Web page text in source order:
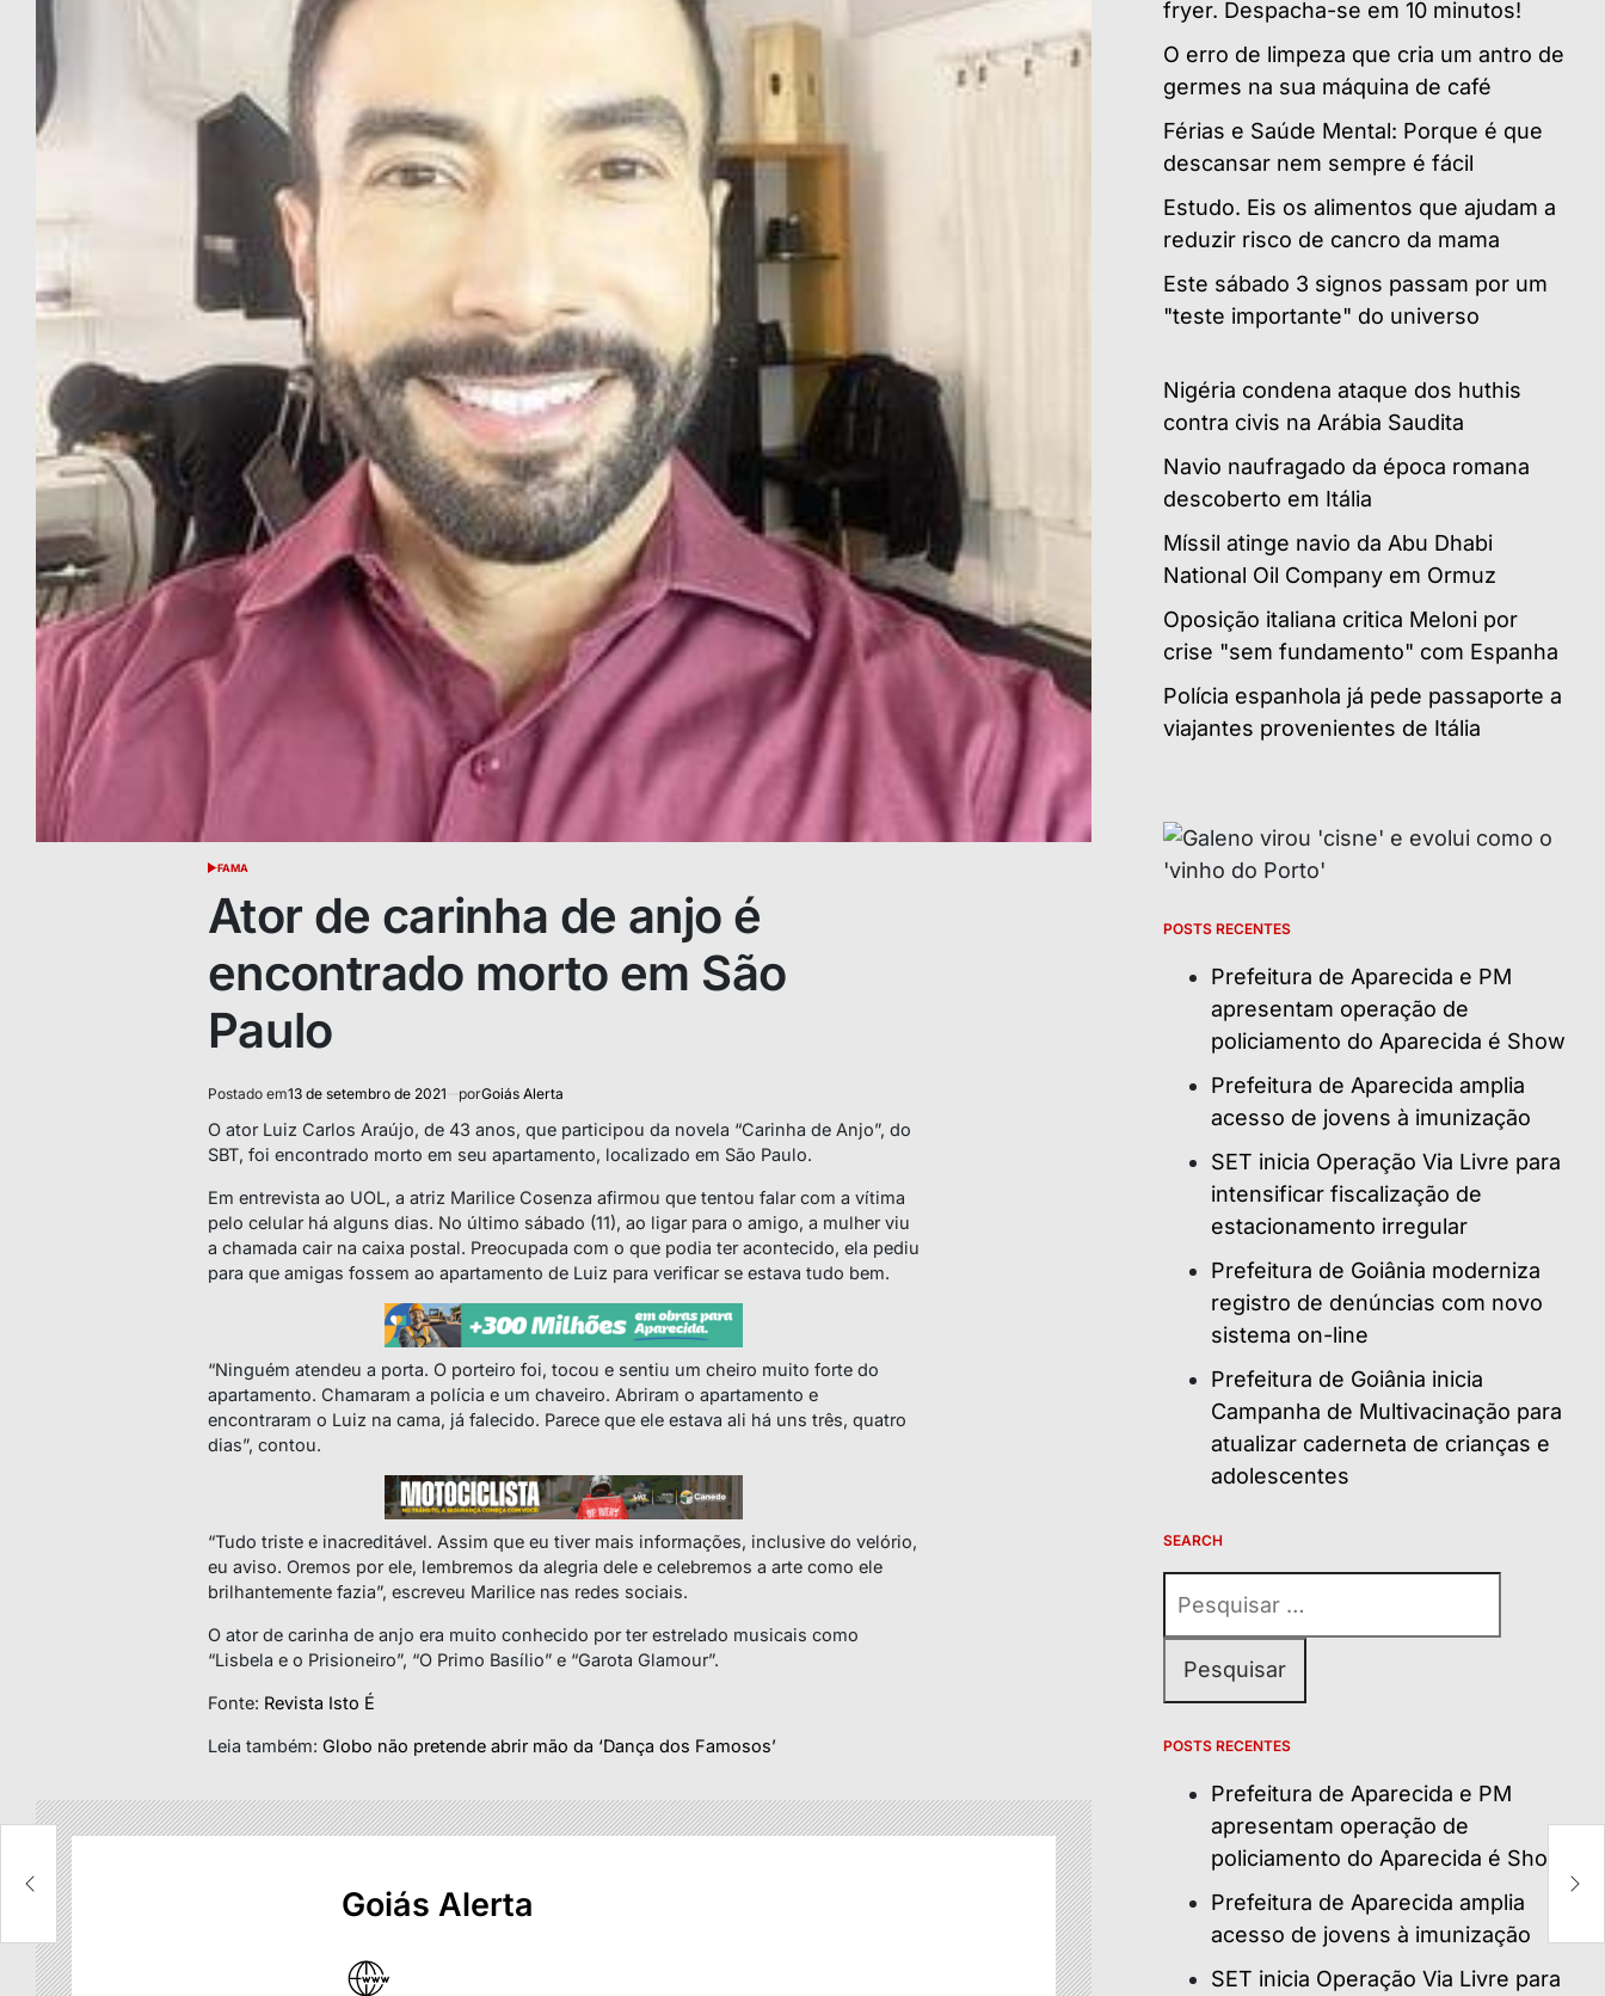
POSTED
FAMA
Ator de carinha de anjo é
encontrado morto em São
Paulo
Postado em13 de setembro de 2021 porGoiás Alerta
O ator Luiz Carlos Araújo, de 43 anos, que participou da novela “Carinha de Anjo”, do
SBT, foi encontrado morto em seu apartamento, localizado em São Paulo.
Em entrevista ao UOL, a atriz Marilice Cosenza afirmou que tentou falar com a vítima
pelo celular há alguns dias. No último sábado (11), ao ligar para o amigo, a mulher viu
a chamada cair na caixa postal. Preocupada com o que podia ter acontecido, ela pediu
para que amigas fossem ao apartamento de Luiz para verificar se estava tudo bem.
“Ninguém atendeu a porta. O porteiro foi, tocou e sentiu um cheiro muito forte do
apartamento. Chamaram a polícia e um chaveiro. Abriram o apartamento e
encontraram o Luiz na cama, já falecido. Parece que ele estava ali há uns três, quatro
dias”, contou.
“Tudo triste e inacreditável. Assim que eu tiver mais informações, inclusive do velório,
eu aviso. Oremos por ele, lembremos da alegria dele e celebremos a arte como ele
brilhantemente fazia”, escreveu Marilice nas redes sociais.
O ator de carinha de anjo era muito conhecido por ter estrelado musicais como
“Lisbela e o Prisioneiro”, “O Primo Basílio” e “Garota Glamour”.
Fonte: Revista Isto É
Leia também: Globo não pretende abrir mão da ‘Dança dos Famosos’
Goiás Alerta
fryer. Despacha-se em 10 minutos!
O erro de limpeza que cria um antro de
germes na sua máquina de café
Férias e Saúde Mental: Porque é que
descansar nem sempre é fácil
Estudo. Eis os alimentos que ajudam a
reduzir risco de cancro da mama
Este sábado 3 signos passam por um
"teste importante" do universo
Nigéria condena ataque dos huthis
contra civis na Arábia Saudita
Navio naufragado da época romana
descoberto em Itália
Míssil atinge navio da Abu Dhabi
National Oil Company em Ormuz
Oposição italiana critica Meloni por
crise "sem fundamento" com Espanha
Polícia espanhola já pede passaporte a
viajantes provenientes de Itália
POSTS RECENTES
Prefeitura de Aparecida e PM
apresentam operação de
policiamento do Aparecida é Show
Prefeitura de Aparecida amplia
acesso de jovens à imunização
SET inicia Operação Via Livre para
intensificar fiscalização de
estacionamento irregular
Prefeitura de Goiânia moderniza
registro de denúncias com novo
sistema on-line
Prefeitura de Goiânia inicia
Campanha de Multivacinação para
atualizar caderneta de crianças e
adolescentes
SEARCH
por:
POSTS RECENTES
Prefeitura de Aparecida e PM
apresentam operação de
policiamento do Aparecida é Show
Prefeitura de Aparecida amplia
acesso de jovens à imunização
SET inicia Operação Via Livre para